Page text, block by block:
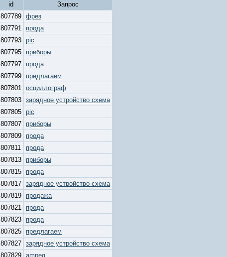
id
Запрос
807789 фрез
807791
прода
807793 pic
807795
приборы
807797
прода
807799
предлагаем
807801 осциллограф
807803 зарядное устройство схема
807805 pic
807807
приборы
807809
прода
807811
прода
807813
приборы
807815
прода
807817 зарядное устройство схема
807819
продажа
807821
прода
807823
прода
807825
предлагаем
807827 зарядное устройство схема
807829 ampeg